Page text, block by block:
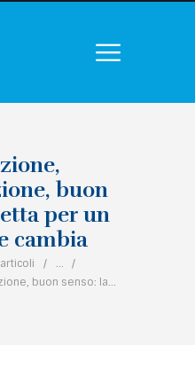
buon
per un
cambia
...
buon senso: la...